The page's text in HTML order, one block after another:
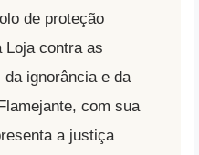
de proteção
Loja contra as
ignorância e da
com sua
a justiça